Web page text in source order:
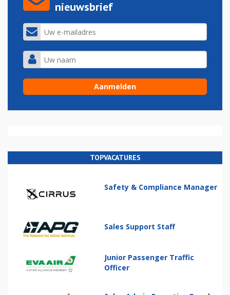
nieuwsbrief
TOPVACATURES
Safety & Compliance Manager
Sales Support Staff
Junior Passenger Traffic
Officer